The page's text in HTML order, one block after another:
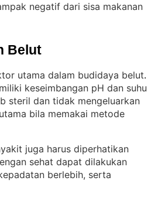
negatif dari sisa makanan
Belut
utama dalam budidaya belut
keseimbangan pH dan suhu
steril dan tidak mengeluarkan
bila memakai metode
juga harus diperhatikan
sehat dapat dilakukan
berlebih, serta